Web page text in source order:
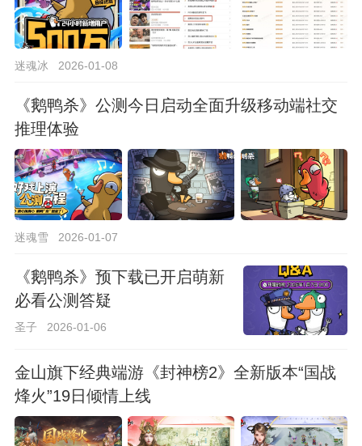
迷魂冰 2026-01-08
《鹅鸭杀》公测今日启动全面升级移动端社交
推理体验
迷魂雪 2026-01-07
《鹅鸭杀》预下载已开启萌新
必看公测答疑
圣子 2026-01-06
金山旗下经典端游《封神榜2》全新版本“国战
烽火”19日倾情上线